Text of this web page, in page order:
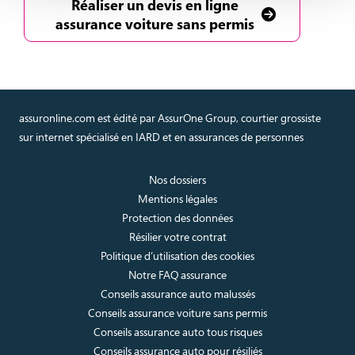
Réaliser un devis en ligne
assurance voiture sans permis
assuronline.com est édité par AssurOne Group, courtier grossiste
sur internet spécialisé en IARD et en assurances de personnes
Nos dossiers
Mentions légales
Protection des données
Résilier votre contrat
Politique d’utilisation des cookies
Notre FAQ assurance
Conseils assurance auto malussés
Conseils assurance voiture sans permis
Conseils assurance auto tous risques
Conseils assurance auto pour résiliés